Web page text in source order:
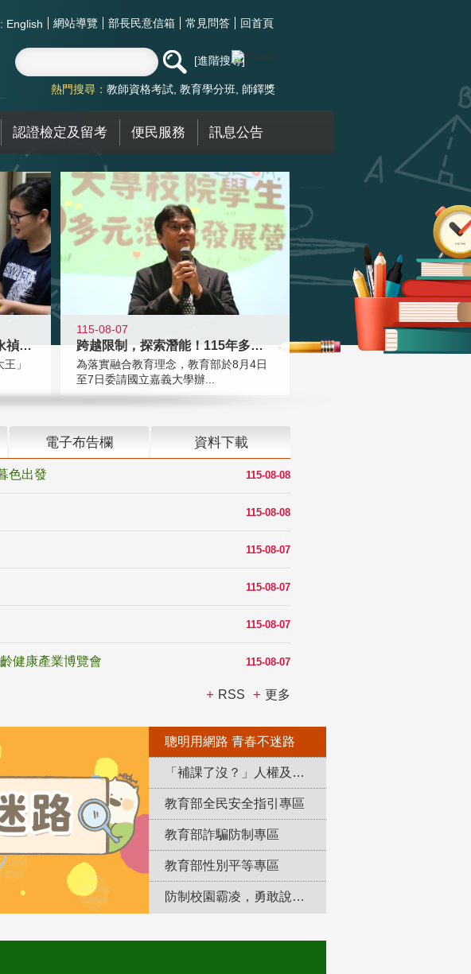
English 網站導覽 部長民意信箱 常見問答 回首頁
進階搜尋
熱門搜尋： 教師資格考試 教育學分班 師鐸獎
認證檢定及留考 便民服務 訊息公告
教育家人物典範 發明大王林永禎教授
」
115-08-07
跨越限制，探索潛能！115年多元潛
為落實融合教育理念，教育部於8月4日
至7日委請國立嘉義大學辦...
電子布告欄 資料下載
115-08-08
色出發
115-08-08
115-08-07
115-08-07
115-08-07
115-08-07
健康產業博覽會
RSS 更多
聰明用網路 青春不迷路
「補課了沒？」人權及轉型正義教育專區
教育部全民安全指引專區
教育部詐騙防制專區
教育部性別平等專區
防制校園霸凌，勇敢說出來！